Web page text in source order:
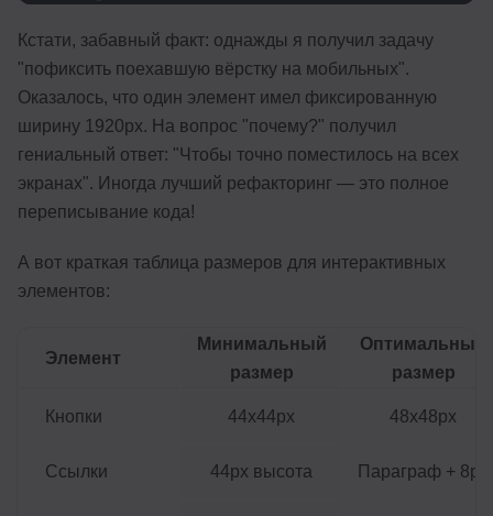
Кстати, забавный факт: однажды я получил задачу
"пофиксить поехавшую вёрстку на мобильных".
Оказалось, что один элемент имел фиксированную
ширину 1920px. На вопрос "почему?" получил
гениальный ответ: "Чтобы точно поместилось на всех
экранах". Иногда лучший рефакторинг — это полное
переписывание кода!
А вот краткая таблица размеров для интерактивных
элементов:
Элемент
Минимальный
размер
Оптимальный
размер
Кнопки 44x44px 48x48px
Ссылки 44px высота Параграф + 8px